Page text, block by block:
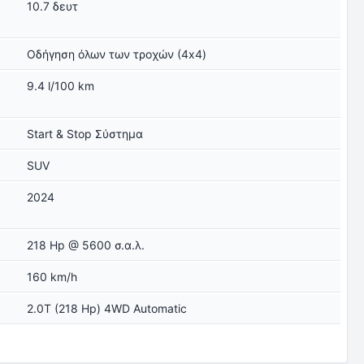
10.7 δευτ
Οδήγηση όλων των τροχών (4x4)
9.4 l/100 km
Start & Stop Σύστημα
SUV
2024
218 Hp @ 5600 σ.α.λ.
160 km/h
2.0T (218 Hp) 4WD Automatic